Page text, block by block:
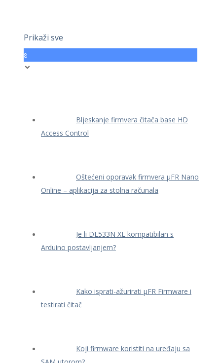
Prikaži sve
8
Bljeskanje firmvera čitača base HD
Access Control
Oštećeni oporavak firmvera μFR Nano
Online – aplikacija za stolna računala
Je li DL533N XL kompatibilan s
Arduino postavljanjem?
Kako isprati-ažurirati μFR Firmware i
testirati čitač
Koji firmware koristiti na uređaju sa